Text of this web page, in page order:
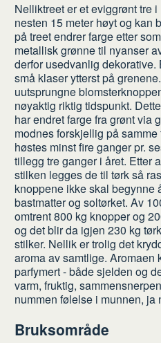
Nelliktreet er et eviggrønt tre
nesten 15 meter høyt og kan
på treet endrer farge etter
metallisk grønne til nyanser
derfor usedvanlig
små klaser ytterst på
uutsprungne
nøyaktig riktig tidspunkt.
har endret farge fra grønt via
modnes forskjellig på
høstes minst fire ganger pr.
tillegg tre ganger i året. Etter
stilken legges de til tørk så
knoppene ikke skal
bastmatter og soltørket. Av
omtrent 800 kg knopper og
og det blir da igjen 230 kg
stilker. Nellik er trolig det
aroma av samtlige. Aromaen
parfymert - både sjelden og
varm, fruktig,
nummen følelse i munnen,
Bruksområde